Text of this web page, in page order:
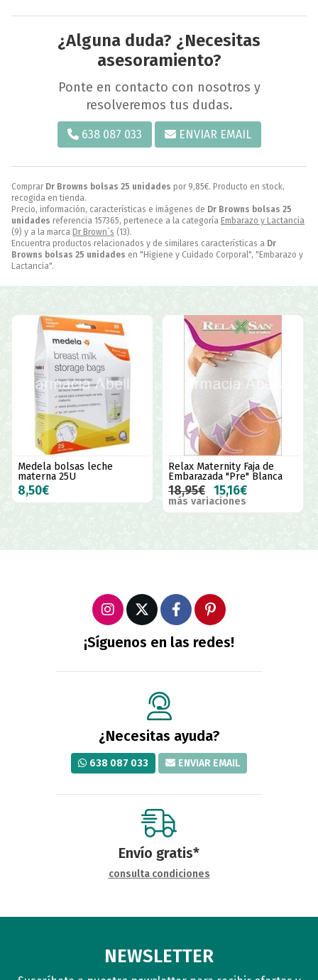
Comprar Dr Browns bolsas 25 unidades por 9,85€. Producto en stock,
recogida en tienda.
Precio, información, características e imágenes de Dr Browns bolsas 25
unidades referencia 157365, pertenece a la categoría Embarazo y Lactancia
(9) y a la marca Dr Brown`s (13).
Encuentra productos relacionados y de similares características a Dr
Browns bolsas 25 unidades en "Higiene y Cuidado Corporal", "Embarazo y
Lactancia".
¿Alguna duda? ¿Necesitas
asesoramiento?
Ponte en contacto con nosotros y
resolveremos tus dudas.
638 087 033 ENVIAR EMAIL
Medela bolsas leche
materna 25U
8,50€
Relax Maternity Faja de
Embarazada "Pre" Blanca
18,95€ 15,16€
más variaciones
¡Síguenos en las redes!
¿Necesitas ayuda?
638 087 033 ENVIAR EMAIL
Envío gratis*
consulta condiciones
NEWSLETTER